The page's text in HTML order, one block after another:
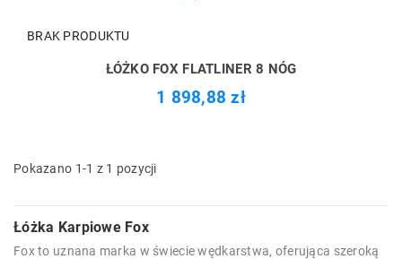
BRAK PRODUKTU
ŁÓŻKO FOX FLATLINER 8 NÓG
1 898,88 zł
Pokazano 1-1 z 1 pozycji
Łóżka Karpiowe Fox
Fox to uznana marka w świecie wędkarstwa, oferująca szeroką